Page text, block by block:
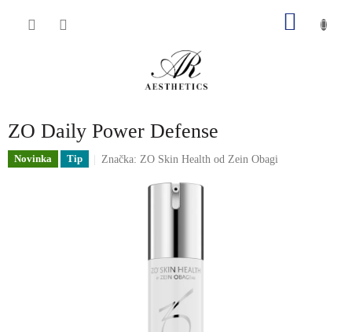
ZO Daily Power Defense
Novinka Tip Značka: ZO Skin Health od Zein Obagi